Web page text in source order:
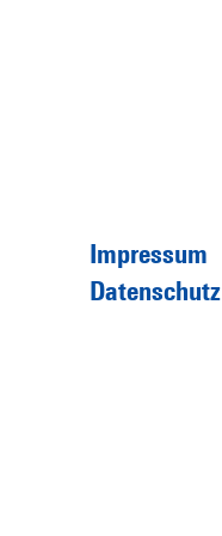
Impressum
Datenschutz